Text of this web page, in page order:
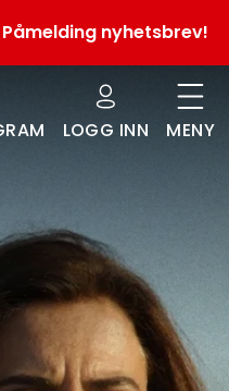
Påmelding nyhetsbrev!
LOGG INN MENY